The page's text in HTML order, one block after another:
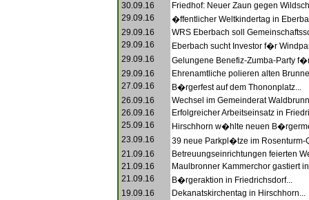
30.09.16
Friedhof: Neuer Zaun gegen
29.09.16
�ffentlicher Weltkindertag in
29.09.16
WRS Eberbach soll
29.09.16
Eberbach sucht Investor f�r
29.09.16
Gelungene Benefiz-Zumba-Party
29.09.16
Ehrenamtliche polieren alten
27.09.16
B�rgerfest auf dem Thononplatz...
26.09.16
Wechsel im Gemeinderat
26.09.16
Erfolgreicher Arbeitseinsatz in
25.09.16
Hirschhorn w�hlte neuen
23.09.16
39 neue Parkpl�tze im Rosenturm-
21.09.16
Betreuungseinrichtungen feierten
21.09.16
Maulbronner Kammerchor gastiert
21.09.16
B�rgeraktion in Friedrichsdorf...
19.09.16
Dekanatskirchentag in Hirschhorn...